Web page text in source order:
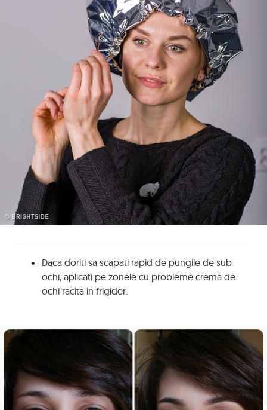
Daca doriti sa scapati rapid de pungile de sub
ochi, aplicati pe zonele cu probleme crema de
ochi racita in frigider.